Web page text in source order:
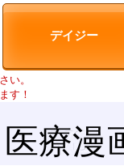
い。
す！
医療漫